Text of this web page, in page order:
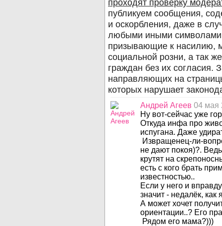
Андрей Агеев 04 мая
Ну вот-сейчас уже
Откуда инфа про
испугана. Даже
не дают покоя)?.
крутят на
есть с кого брать
известностью..
Если у него и
значит - недалёк, как
А может хочет
ориентации..? Его
Рядом его мама?)))